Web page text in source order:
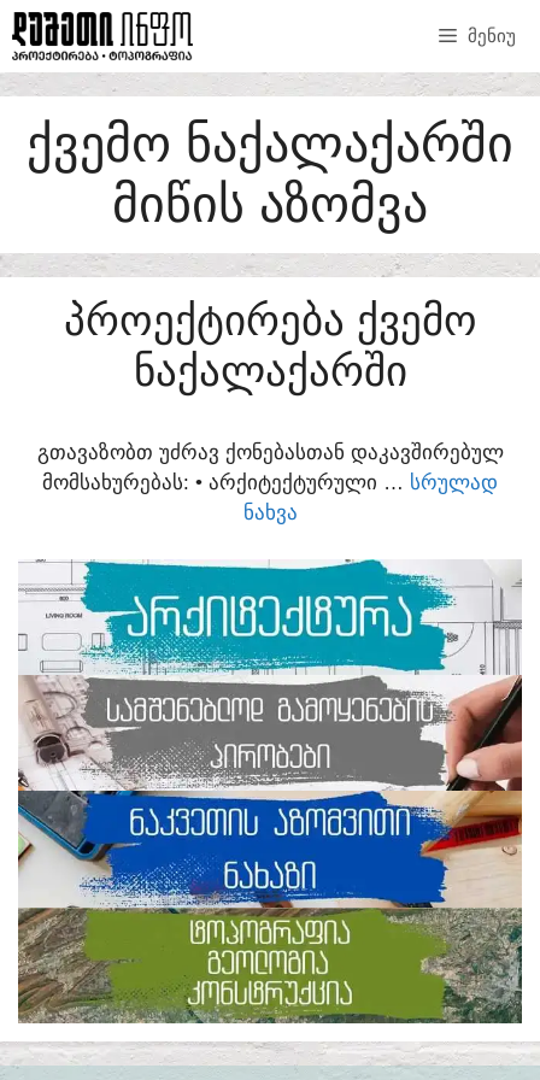
SKIP
TO
CONTENT
ᲛᲔᲜᲘᲣ
ᲥᲕᲔᲛᲝ ᲜᲐᲥᲐᲚᲐᲥᲐᲠᲨᲘ
ᲛᲘᲬᲘᲡ ᲐᲖᲝᲛᲕᲐ
ᲞᲠᲝᲔᲥᲢᲘᲠᲔᲑᲐ ᲥᲕᲔᲛᲝ
ᲜᲐᲥᲐᲚᲐᲥᲐᲠᲨᲘ
ᲒᲗᲐᲕᲐᲖᲝᲑᲗ ᲣᲫᲠᲐᲕ ᲥᲝᲜᲔᲑᲐᲡᲗᲐᲜ ᲓᲐᲙᲐᲕᲨᲘᲠᲔᲑᲣᲚ
ᲛᲝᲛᲡᲐᲮᲣᲠᲔᲑᲐᲡ:​ • ᲐᲠᲥᲘᲢᲔᲥᲢᲣᲠᲣᲚᲘ … ᲡᲠᲣᲚᲐᲓ
ᲜᲐᲮᲕᲐ